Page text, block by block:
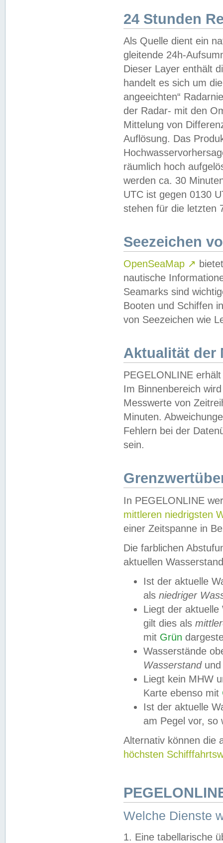
24 Stunden
Als Quelle dient ein
gleitende 24h-
Dieser Layer enthält
handelt es sich um
angeeichten“
der Radar- mit den
Mittelung von
Auflösung. Das
räumlich hoch
werden ca. 30
UTC ist gegen 0130
stehen für die letzten
Seezeichen
OpenSeaMap ↗
nautische
Seamarks sind
Booten und Schiffen
von Seezeichen wie
Aktualität der
PEGELONLINE
Im Binnenbereich
Messwerte von
Minuten.
Fehlern bei der
sein.
In PEGELONLINE
mittleren niedrigsten
einer Zeitspanne in
Die farblichen
aktuellen
Ist der aktuelle
als niedriger
Liegt der
gilt dies als
mit Grün
Wasserstände
Wasserstandund
Liegt kein MHW
Karte ebenso mit
Ist der aktuelle
am Pegel vor,
Alternativ können die
höchsten
Welche Dienste
1. Eine tabellarische